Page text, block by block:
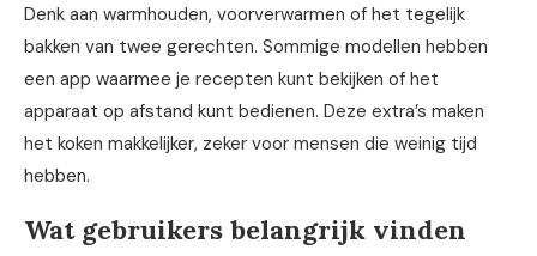
Denk aan warmhouden, voorverwarmen of het tegelijk
bakken van twee gerechten. Sommige modellen hebben
een app waarmee je recepten kunt bekijken of het
apparaat op afstand kunt bedienen. Deze extra’s maken
het koken makkelijker, zeker voor mensen die weinig tijd
hebben.
Wat gebruikers belangrijk vinden